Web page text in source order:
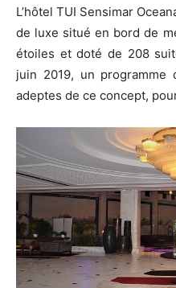
L’hôtel TUI Sensimar
de luxe situé en bord de
étoiles et doté de 208
juin 2019, un programme
adeptes de ce concept,